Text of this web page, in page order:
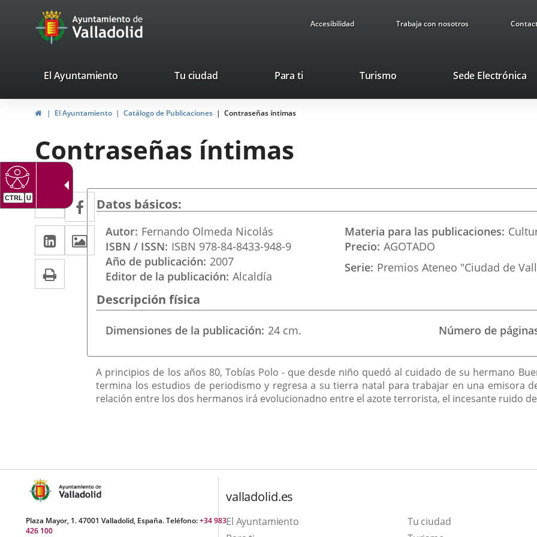
Portal
Web
Ayuntamiento
de
Accesibilidad Trabaja con nosotros
valladolid.es
El Ayuntamiento Tu ciudad Para ti TurismoEste
se
Sede Electrónica
InicioEl Ayuntamiento Catálogo de Publicaciones Contraseñas íntimas
Contraseñas íntimas
Twitter
Enlace
a
una
aplicación
externa.
Facebook
Enlace
a
una
aplicación
externa.
LinkedIn
Enlace
a
una
aplicación
externa.
Imágenes
Imprimir
Datos básicos
Autor Fernando Olmeda Nicolás
ISBN / ISSN ISBN 978-84-8433-948-9
Año de publicación 2007
Editor de la publicación Alcaldía
Materia para las publicaciones
Precio AGOTADO
Serie Premios Ateneo "Ciudad de
Descripción física
Dimensiones de la publicación 24 cm. Número de
Descripción
A principios de los años 80, Tobías Polo - que desde niño quedó al cuidado de su hermano
termina los estudios de periodismo y regresa a su tierra natal para trabajar en una emisora
relación entre los dos hermanos irá evolucionadno entre el azote terrorista, el incesante ruido
Plaza Mayor, 1. 47001 Valladolid, España. Teléfono:+34 983
426 100
valladolid.es
El Ayuntamiento
Tu ciudad